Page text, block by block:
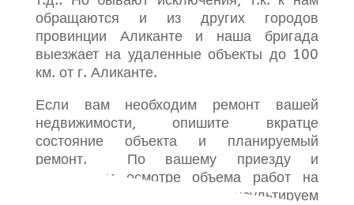
обращаются и из других городов
провинции Аликанте и наша бригада
выезжает на удаленные объекты до 100
км. от г. Аликанте.
Если вам необходим ремонт вашей
недвижимости, опишите вкратце
состояние объекта и планируемый
ремонт. По вашему приезду и
совместном осмотре объема работ на
месте, мы бесплатно проконсультируем